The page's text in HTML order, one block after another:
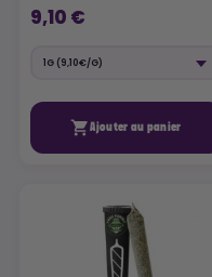
9,10 €
Ajouter au panier